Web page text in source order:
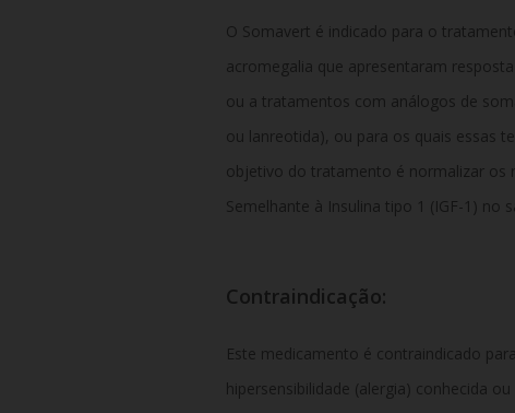
O Somavert é indicado para o
acromegalia que apresentaram
ou a tratamentos com análogos de
ou lanreotida), ou para os quais essas
objetivo do tratamento é normalizar os
Semelhante à Insulina tipo 1 (IGF-1) no
Contraindicação:
Este medicamento é contraindicado
hipersensibilidade (alergia) conhecida